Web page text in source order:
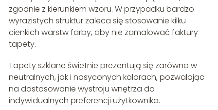
zgodnie z kierunkiem wzoru. W przypadku bardzo
wyrazistych struktur zaleca się stosowanie kilku
cienkich warstw farby, aby nie zamalować faktury
tapety.
Tapety szklane świetnie prezentują się zarówno w
neutralnych, jak i nasyconych kolorach, pozwalając
na dostosowanie wystroju wnętrza do
indywidualnych preferencji użytkownika.